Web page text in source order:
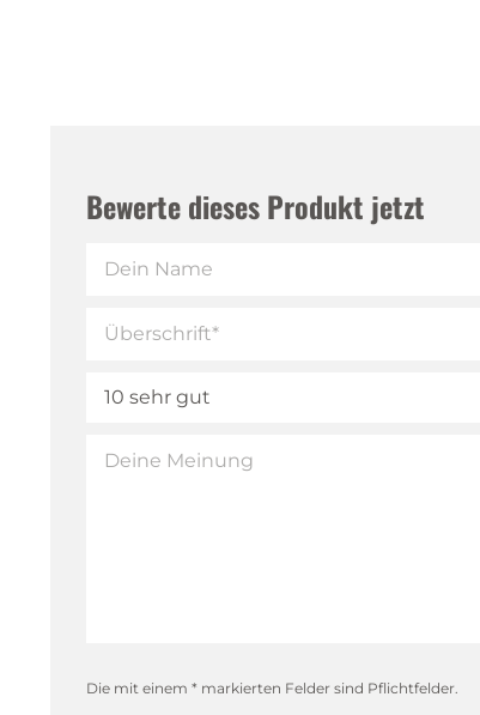
Bewerte dieses Produkt jetzt
Die mit einem * markierten Felder sind Pflichtfelder.